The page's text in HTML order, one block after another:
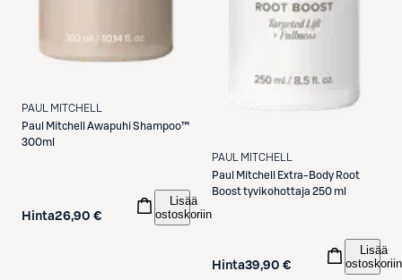
PAUL MITCHELL
Paul Mitchell
Awapuhi Shampoo™
300ml
Hinta26,90 €
Lisää
ostoskoriin
PAUL MITCHELL
Paul Mitchell
Extra-Body Root
Boost tyvikohottaja 250 ml
Hinta39,90 €
Lisää
ostoskoriin